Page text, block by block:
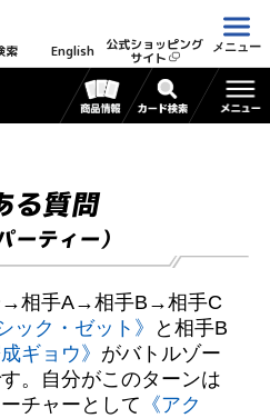
索 English 公式ショッピング
サイト
メニュー
る質問
ーティー）
→相手A→相手B→相手C
ック・ゼット》
と相手B
ギョウ》 がバトルゾー
。自分がこのターンは
チャーとして 《アク